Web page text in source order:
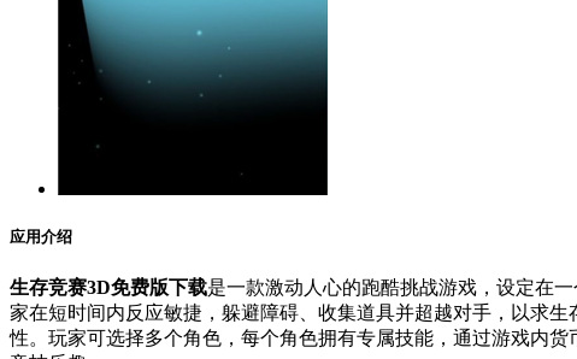
应用介绍
生存竞赛3D免费版下载是一款激动人心的跑酷挑战游戏，设定在
家在短时间内反应敏捷，躲避障碍、收集道具并超越对手，以求
性。玩家可选择多个角色，每个角色拥有专属技能，通过游戏内